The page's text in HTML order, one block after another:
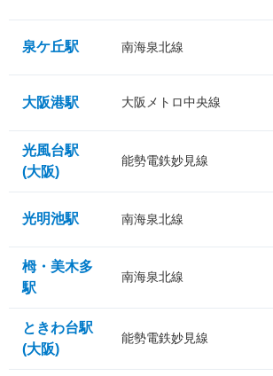
泉ケ丘駅 南海泉北線
大阪港駅 大阪メトロ中央線
光風台駅
(大阪)
能勢電鉄妙見線
光明池駅 南海泉北線
栂・美木多
駅
南海泉北線
ときわ台駅
(大阪)
能勢電鉄妙見線